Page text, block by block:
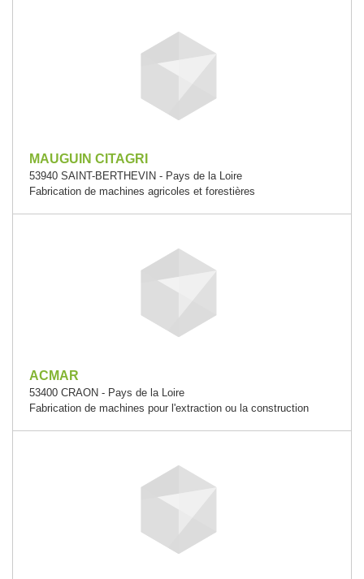
MAUGUIN CITAGRI
53940 SAINT-BERTHEVIN - Pays de la Loire
Fabrication de machines agricoles et forestières
ACMAR
53400 CRAON - Pays de la Loire
Fabrication de machines pour l'extraction ou la construction